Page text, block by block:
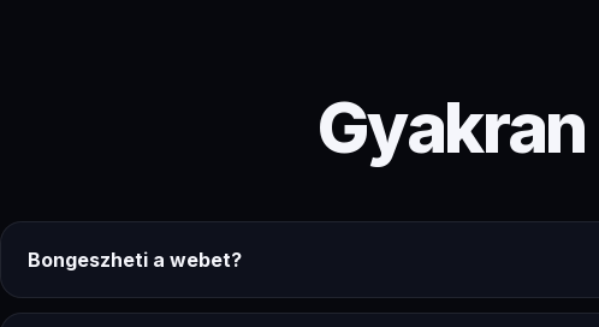
Bongeszheti a webet?